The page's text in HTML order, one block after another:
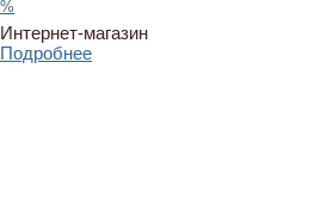
%
Интернет-магазин
Подробнее